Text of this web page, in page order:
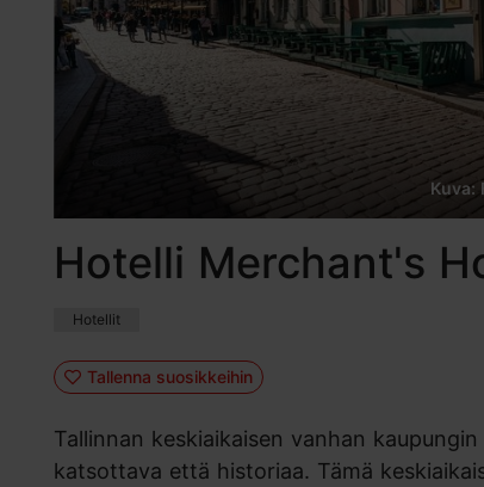
Kuva:
Hotelli Merchant's
Hotellit
Tallenna suosikkeihin
Tallinnan keskiaikaisen vanhan
katsottava että historiaa. Tämä